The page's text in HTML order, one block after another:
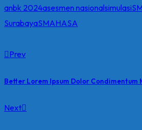
anbk 2024asesmen nasionalsimulasi
SurabayaSMAHASA
Prev
Better Lorem Ipsum Dolor Condimentum
Next